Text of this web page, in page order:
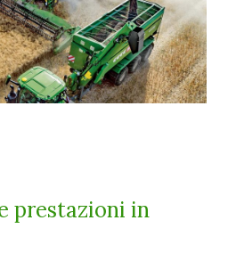
prestazioni in